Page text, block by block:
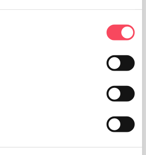
за чистотата, изхвърлете